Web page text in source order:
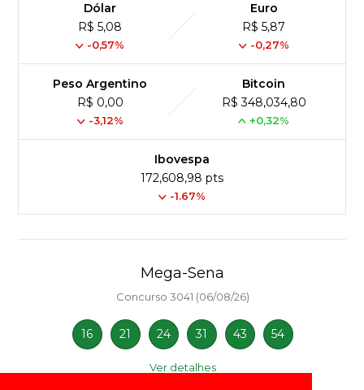
Dólar
R$ 5,08
-0,57%
Euro
R$ 5,87
-0,27%
Peso Argentino
R$ 0,00
-3,12%
Bitcoin
R$ 348,034,80
+0,32%
Ibovespa
172,608,98 pts
-1.67%
Mega-Sena
Concurso 3041 (06/08/26)
16 21 24 31 43 54
Ver detalhes